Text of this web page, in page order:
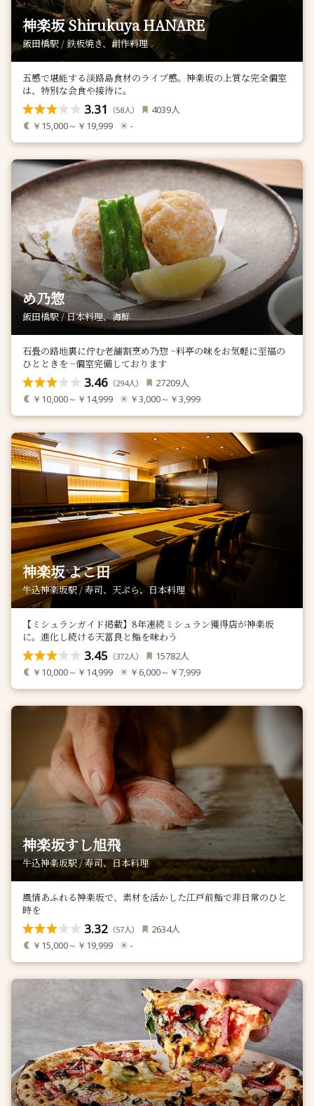
神楽坂 Shirukuya HANARE
飯田橋駅 / 鉄板焼き、創作料理
五感で堪能する淡路島食材のライブ感。神楽坂の上質な完全個室
は、特別な会食や接待に。
3.31 （58人） 4039人
￥15,000～￥19,999 -
め乃惣
飯田橋駅 / 日本料理、海鮮
石畳の路地裏に佇む老舗割烹め乃惣 ~料亭の味をお気軽に至福の
ひとときを ~個室完備しております
3.46 （294人） 27209人
￥10,000～￥14,999 ￥3,000～￥3,999
神楽坂 よこ田
牛込神楽坂駅 / 寿司、天ぷら、日本料理
【ミシュランガイド掲載】8年連続ミシュラン獲得店が神楽坂
に。進化し続ける天冨良と鮨を味わう
3.45 （372人） 15782人
￥10,000～￥14,999 ￥6,000～￥7,999
神楽坂すし旭飛
牛込神楽坂駅 / 寿司、日本料理
風情あふれる神楽坂で、素材を活かした江戸前鮨で非日常のひと
時を
3.32 （57人） 2634人
￥15,000～￥19,999 -